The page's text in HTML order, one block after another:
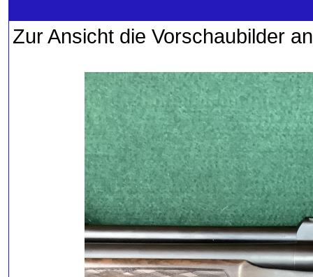
Zur Ansicht die Vorschaubilder